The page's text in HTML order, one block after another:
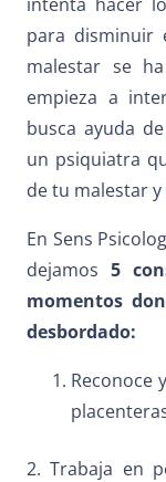
para disminuir
malestar se
empieza a
busca ayuda
un psiquiatra
de tu malestar
En Sens
dejamos5
momentos
desbordado:
Reconoce
2. Trabaja en